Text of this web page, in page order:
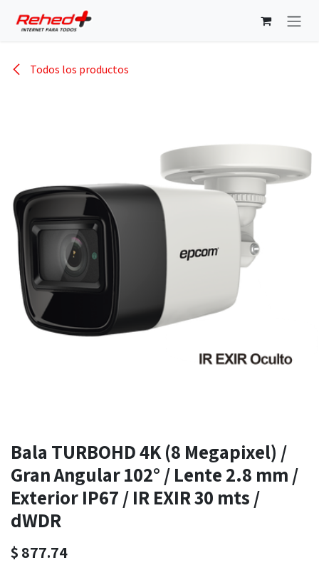
Todos los productos
Bala TURBOHD 4K (8 Megapixel) /
Gran Angular 102° / Lente 2.8 mm /
Exterior IP67 / IR EXIR 30 mts /
dWDR
$ 877.74